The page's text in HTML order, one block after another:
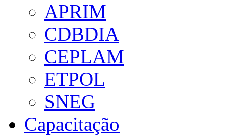
APRIM
CDBDIA
CEPLAM
ETPOL
SNEG
Capacitação